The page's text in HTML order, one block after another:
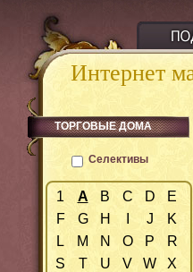
Интернет
ТОРГОВЫЕ ДОМА
Селективы
1 A B C D
E
F
G H J
K
L
M N O P
R
S
T U V W
X